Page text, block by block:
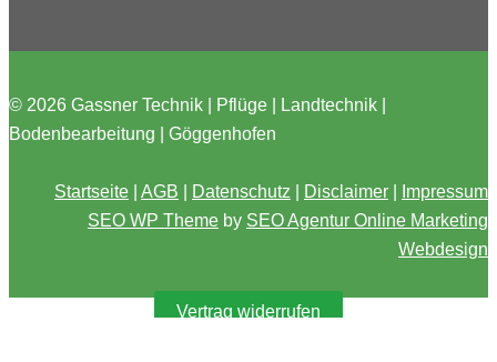
© 2026 Gassner Technik | Pflüge | Landtechnik |
Bodenbearbeitung | Göggenhofen
Startseite AGB Datenschutz Disclaimer
Impressum
SEO WP Theme by SEO Agentur Online Marketing
Webdesign
Vertrag widerrufen